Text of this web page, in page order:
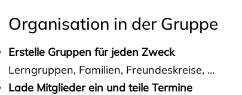
Organisation in der Gruppe
Erstelle Gruppen für jeden Zweck
Lerngruppen, Familien, Freundeskreise, ...
Lade Mitglieder ein und teile Termine